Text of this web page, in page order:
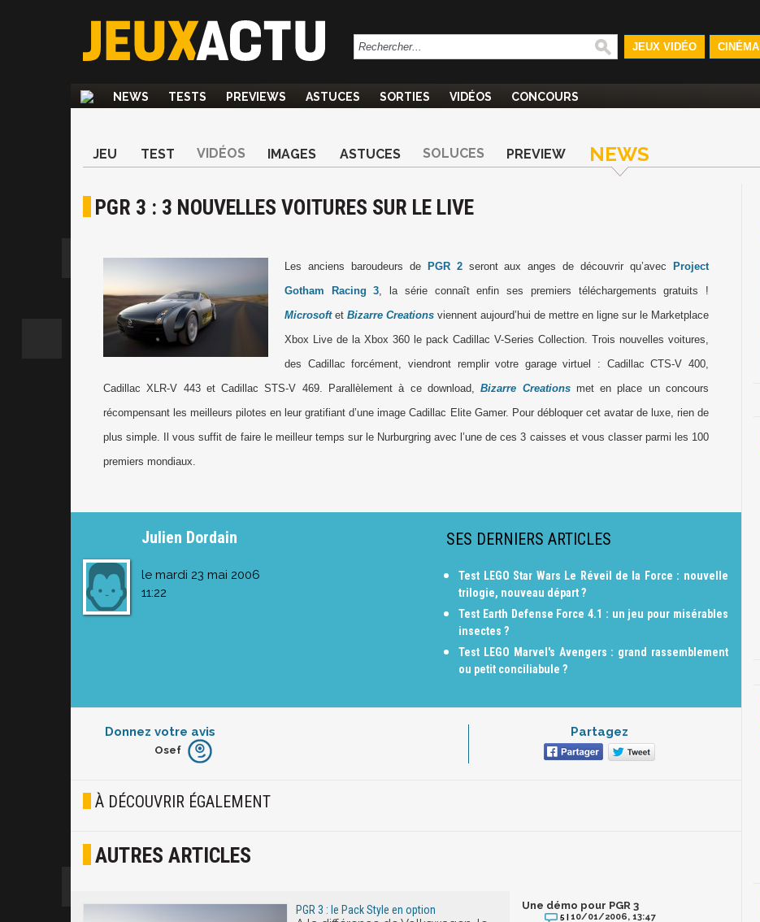
JEUX VIDÉO CINÉMA
NEWS TESTS PREVIEWS ASTUCES SORTIES VIDÉOS CONCOURS
JEU TEST VIDÉOS IMAGES ASTUCES SOLUCES PREVIEW NEWS
PGR 3 : 3 NOUVELLES VOITURES SUR LE LIVE
Les anciens baroudeurs de PGR 2seront aux anges de découvrir qu’avec
Project
Gotham Racing 3, la série connaît enfin ses premiers téléchargements gratuits !
Microsoftet Bizarre Creations viennent aujourd’hui de mettre en ligne sur le Marketplace
Xbox Live de la Xbox 360 le pack Cadillac V-Series Collection. Trois nouvelles voitures,
des Cadillac forcément, viendront remplir votre garage virtuel : Cadillac CTS-V 400,
Cadillac XLR-V 443 et Cadillac STS-V 469. Parallèlement à ce download,Bizarre Creationsmet en place un concours
récompensant les meilleurs pilotes en leur gratifiant d’une image Cadillac Elite Gamer. Pour débloquer cet avatar de luxe, rien de
plus simple. Il vous suffit de faire le meilleur temps sur le Nurburgring avec l’une de ces 3 caisses et vous classer parmi les 100
premiers mondiaux.
Julien Dordain
le mardi 23 mai 2006
11:22
SES DERNIERS ARTICLES
Test LEGO Star Wars Le Réveil de la Force : nouvelle
trilogie, nouveau départ ?
Test Earth Defense Force 4.1 : un jeu pour misérables
insectes ?
Test LEGO Marvel's Avengers : grand rassemblement
ou petit conciliabule ?
Donnez votre avis
Furieux
Joyeux
Osef
Partagez
À DÉCOUVRIR ÉGALEMENT
AUTRES ARTICLES
PGR 3 : le Pack Style en option Une démo pour PGR 3
5 |10/01/2006, 13:47